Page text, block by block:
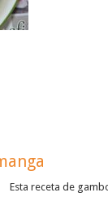
Esta receta de